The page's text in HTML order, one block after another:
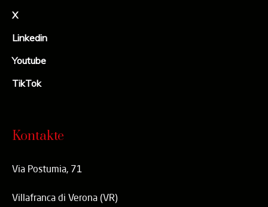
X
Linkedin
Youtube
TikTok
Kontakte
Via Postumia, 71
Villafranca di Verona (VR)